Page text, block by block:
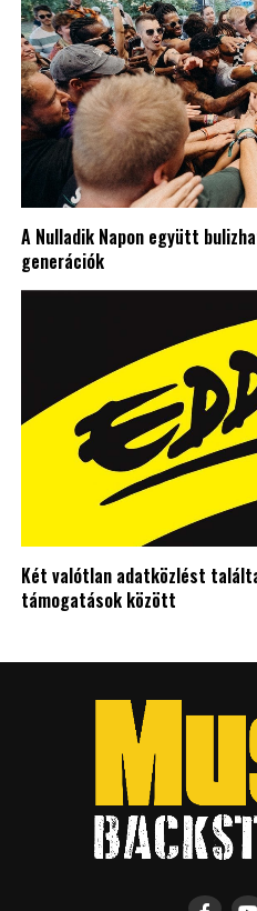
A Nulladik Napon együtt
generációk
Két valótlan adatközlést
támogatások között